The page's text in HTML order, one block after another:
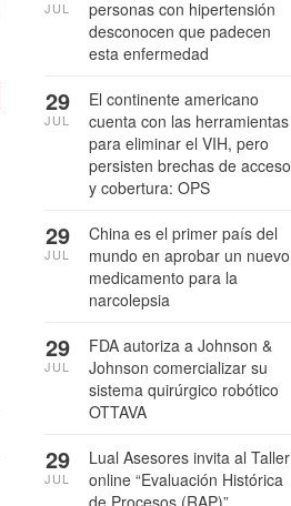
personas con hipertensión
desconocen que padecen
esta enfermedad
JUL
El continente americano
cuenta con las herramientas
para eliminar el VIH, pero
persisten brechas de acceso
y cobertura: OPS
29
JUL
China es el primer país del
mundo en aprobar un nuevo
medicamento para la
narcolepsia
29
JUL
FDA autoriza a Johnson &
Johnson comercializar su
sistema quirúrgico robótico
OTTAVA
29
JUL
Lual Asesores invita al Taller
online “Evaluación Histórica
de Procesos (RAP)”
29
JUL